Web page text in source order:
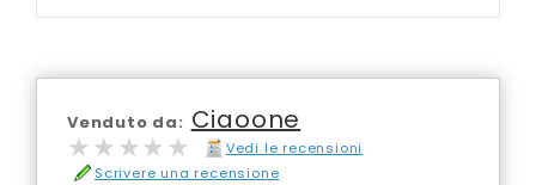
Venduto da: Ciaoone
★★★★★
★★★★★
Vedi le recensioni
Scrivere una recensione